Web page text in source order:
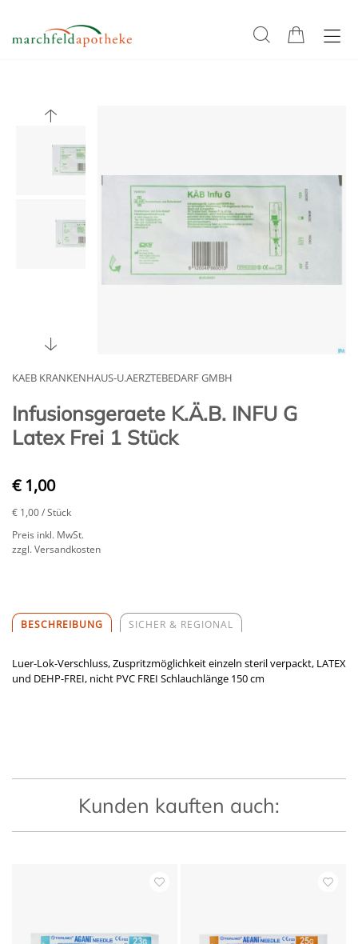
KAEB KRANKENHAUS-U.AERZTEBEDARF GMBH
Infusionsgeraete K.Ä.B. INFU G
Latex Frei 1 Stück
€ 1,00
€ 1,00/ Stück
Preis inkl. MwSt.
zzgl. Versandkosten
BESCHREIBUNG SICHER & REGIONAL
Luer-Lok-Verschluss, Zuspritzmöglichkeit einzeln steril verpackt, LATEX
und DEHP-FREI, nicht PVC FREI Schlauchlänge 150 cm
Kunden kauften auch: